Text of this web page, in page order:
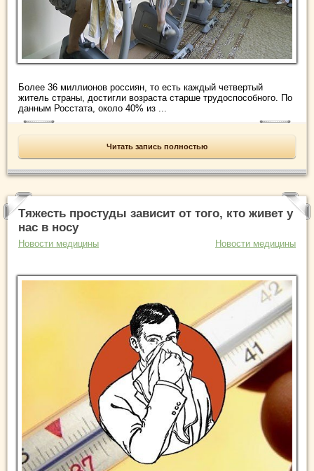
Более 36 миллионов россиян, то есть каждый четвертый
житель страны, достигли возраста старше трудоспособного. По
данным Росстата, около 40% из ...
Читать запись полностью
Тяжесть простуды зависит от того, кто живет у
нас в носу
Новости медицины Новости медицины